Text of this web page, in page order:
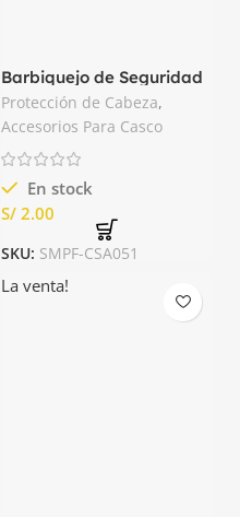
Barbiquejo de Seguridad
Asa
Protección de Cabeza,
Accesorios Para Casco
En stock
S/
SKU: SMPF-CSA051
La venta!